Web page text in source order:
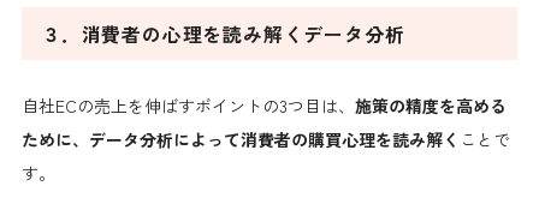
３．消費者の心理を読み解くデータ分析
自社ECの売上を伸ばすポイントの3つ目は、 施策の精度を高める
ために、データ分析によって消費者の購買心理を読み解く ことで
す。